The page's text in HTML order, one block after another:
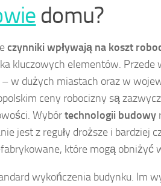
domu?
czynniki wpływają na koszt
kluczowych elementów. Przede
– w dużych miastach oraz w
ceny robocizny są
Wybórtechnologii budowy
jest z reguły droższe i bardziej
które mogą obniżyć
wykończenia budynku. Im